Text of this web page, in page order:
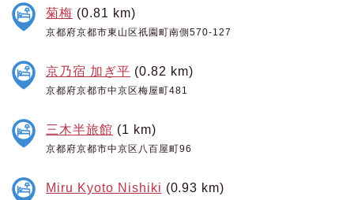
菊梅 (0.81 km)
京都府京都市東山区祇園町南側570-127
京乃宿 加ぎ平 (0.82 km)
京都府京都市中京区梅屋町481
三木半旅館 (1 km)
京都府京都市中京区八百屋町96
Miru Kyoto Nishiki (0.93 km)